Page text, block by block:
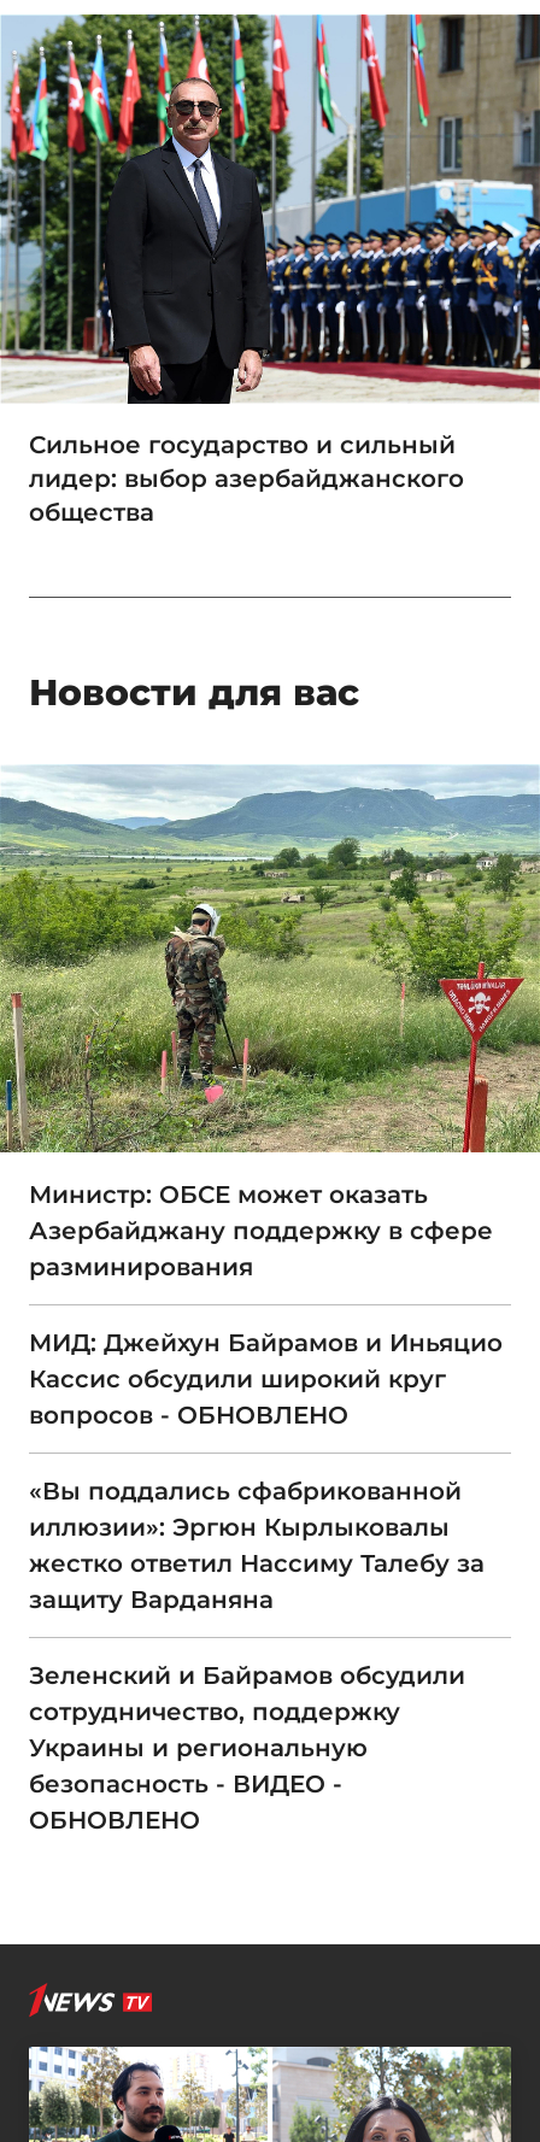
Сильное государство и сильный
лидер: выбор азербайджанского
общества
Новости для вас
Министр: ОБСЕ может оказать
Азербайджану поддержку в сфере
разминирования
МИД: Джейхун Байрамов и Иньяцио
Кассис обсудили широкий круг
вопросов - ОБНОВЛЕНО
«Вы поддались сфабрикованной
иллюзии»: Эргюн Кырлыковалы
жестко ответил Нассиму Талебу за
защиту Варданяна
Зеленский и Байрамов обсудили
сотрудничество, поддержку
Украины и региональную
безопасность - ВИДЕО -
ОБНОВЛЕНО